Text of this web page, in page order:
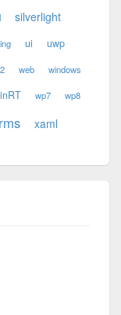
silverlight
ui uwp
web windows
wp7 wp8
xaml